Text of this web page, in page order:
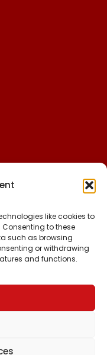
like cookies to
to these
such as browsing
or withdrawing
and functions.